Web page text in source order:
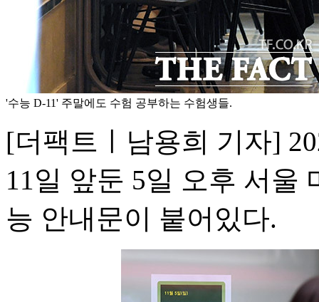
'수능 D-11' 주말에도 수험 공부하는 수험생들.
[더팩트ㅣ남용희 기자]
11일 앞둔 5일 오후 서울
능 안내문이 붙어있다.